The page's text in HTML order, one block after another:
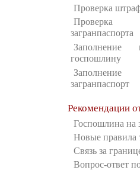
Проверка
Проверка
загранпаспорта
Заполнение
госпошлину
загранпаспорт
Рекомендации
Госпошлина на
Новые правила
Связь за
Вопрос-ответ